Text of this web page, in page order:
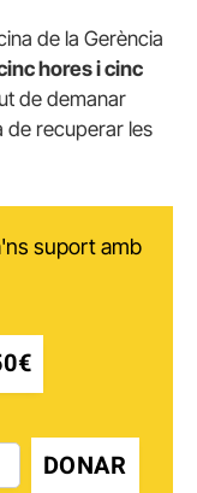
de la Gerència
hores i cinc
de demanar
de recuperar les
suport amb
DONAR